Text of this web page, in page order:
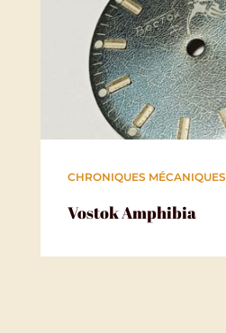
Vostok Amphibia
CHRONIQUES MÉCANIQUES